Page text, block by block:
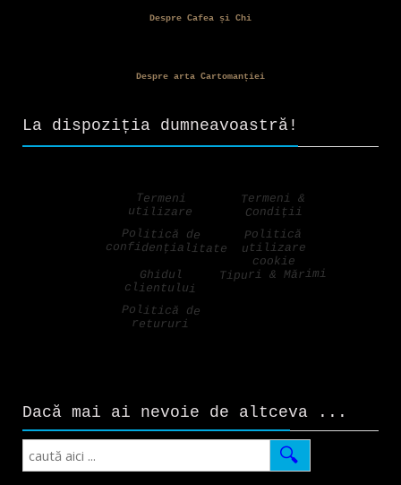
Despre Cafea și Chi
Despre arta Cartomanției
La dispoziția dumneavoastră!
Termeni
utilizare
Termeni &
Condiții
Politică de
confidențialitate
Politică
utilizare
cookie
Ghidul
clientului
Tipuri & Mărimi
Politică de
retururi
Dacă mai ai nevoie de altceva ...
Search